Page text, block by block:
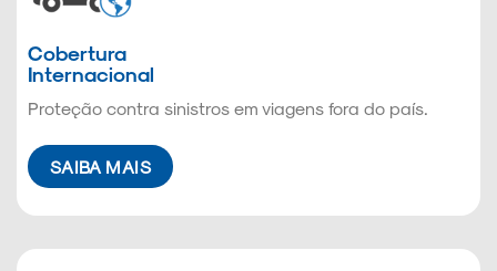
Cobertura
Internacional
Proteção contra sinistros em viagens fora do país.
SAIBA MAIS